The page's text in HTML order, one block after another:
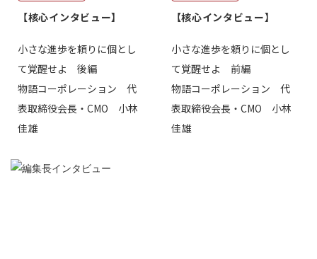
【核心インタビュー】
小さな進歩を頼りに個とし
て覚醒せよ 後編
物語コーポレーション 代
表取締役会長・CMO 小林
佳雄
【核心インタビュー】
小さな進歩を頼りに個とし
て覚醒せよ 前編
物語コーポレーション 代
表取締役会長・CMO 小林
佳雄